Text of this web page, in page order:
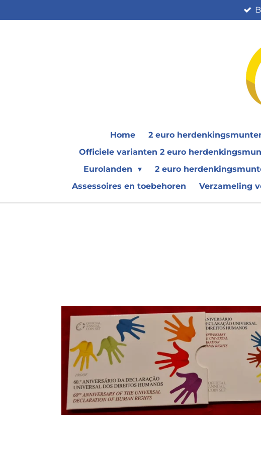
direct
Home 2 euro
Officiele varianten 2 euro
Eurolanden
2 euro
Assessoires en toebehoren
Verzameling